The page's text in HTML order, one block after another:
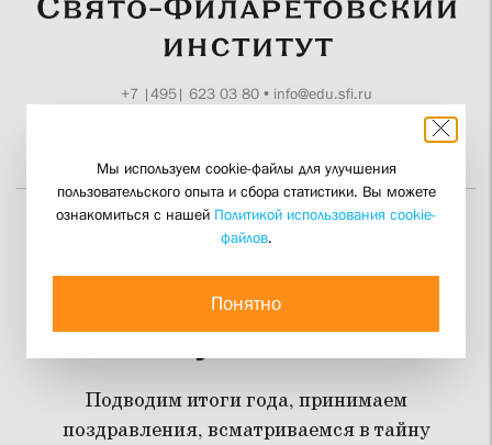
+7 |495| 623 03 80• info@edu.sfi.ru
Актовый день Свято-
Филаретовского
института. Нам 35!
Подводим итоги года, принимаем
поздравления, всматриваемся в тайну
Мы используем cookie-файлы для улучшения
пользовательского опыта и сбора статистики. Вы можете
ознакомиться с нашей Политикой использования cookie-
файлов.
Понятно